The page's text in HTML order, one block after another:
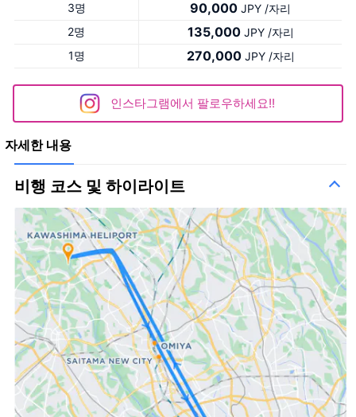
3명
90,000 JPY /자리
2명
135,000JPY /자리
1명
270,000JPY /자리
인스타그램에서 팔로우하세요!!
자세한 내용
비행 코스 및 하이라이트